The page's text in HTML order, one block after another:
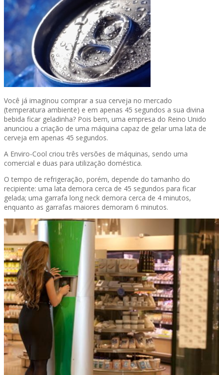
Você já imaginou comprar a sua cerveja no mercado
(temperatura ambiente) e em apenas 45 segundos a sua divina
bebida ficar geladinha? Pois bem, uma empresa do Reino Unido
anunciou a criação de uma máquina capaz de gelar uma lata de
cerveja em apenas 45 segundos.
A Enviro-Cool criou três versões de máquinas, sendo uma
comercial e duas para utilização doméstica.
O tempo de refrigeração, porém, depende do tamanho do
recipiente: uma lata demora cerca de 45 segundos para ficar
gelada; uma garrafa long neck demora cerca de 4 minutos,
enquanto as garrafas maiores demoram 6 minutos.